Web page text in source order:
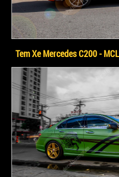
Tem Xe Mercedes C200 -